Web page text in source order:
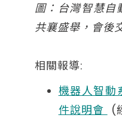
圖：台灣智慧自
共襄盛舉，會後
相關報導:
機器人智動
件說明會 (